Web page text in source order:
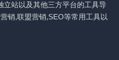
立站以及其他三方平台的工具导
销,联盟营销,SEO等常用工具以